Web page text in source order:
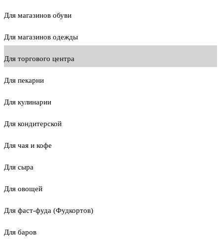
Для магазинов обуви
Для магазинов одежды
Для торгового центра
Для пекарни
Для кулинарии
Для кондитерской
Для чая и кофе
Для сыра
Для овощей
Для фаст-фуда (Фудкортов)
Для баров